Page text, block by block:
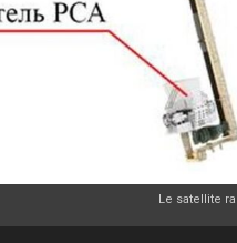
Le satellite